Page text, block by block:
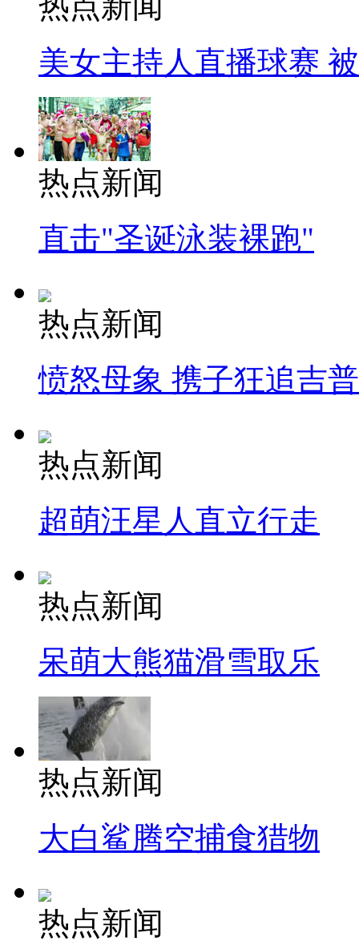
美女主持人直播球赛
热点新闻
直击"圣诞泳装裸跑"
热点新闻
愤怒母象 携子狂追吉
热点新闻
超萌汪星人直立行走
热点新闻
呆萌大熊猫滑雪取乐
热点新闻
大白鲨腾空捕食猎物
热点新闻